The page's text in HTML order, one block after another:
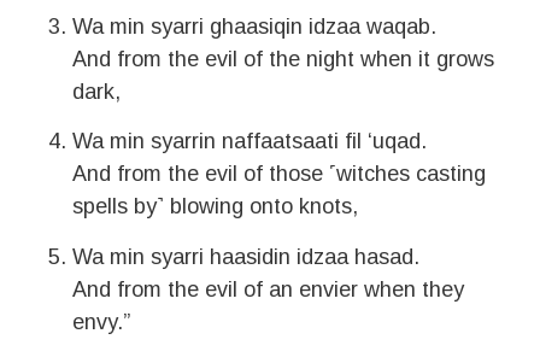
Wa min syarri ghaasiqin idzaa waqab.
And from the evil of the night when it grows
dark,
Wa min syarrin naffaatsaati fil ‘uqad.
And from the evil of those ˹witches casting
spells by˺ blowing onto knots,
Wa min syarri haasidin idzaa hasad.
And from the evil of an envier when they
envy.”